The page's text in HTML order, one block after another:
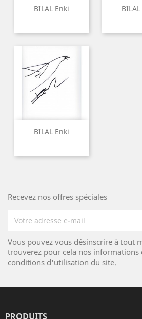
BILAL Enki
BILAL Enki
Recevez nos offres spéciales
Vous pouvez vous désinscrire à tout
trouverez pour cela nos informations
conditions d'utilisation du site.
PRODUITS